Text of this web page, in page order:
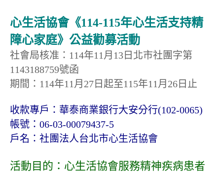
心生活協會《114-115年心生活支持精
障心家庭》公益勸募活動
社會局核准：114年11月13日北市社團字第
1143188759號函
期間：114年11月27日起至115年11月26日止
收款專戶：華泰商業銀行大安分行(102-0065)
帳號：06-03-00079437-5
戶名：社團法人台北市心生活協會
活動目的：心生活協會服務精神疾病患者